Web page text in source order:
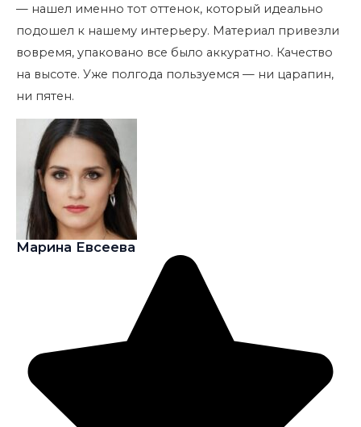
— нашел именно тот оттенок, который идеально
подошел к нашему интерьеру. Материал привезли
вовремя, упаковано все было аккуратно. Качество
на высоте. Уже полгода пользуемся — ни царапин,
ни пятен.
Марина Евсеева